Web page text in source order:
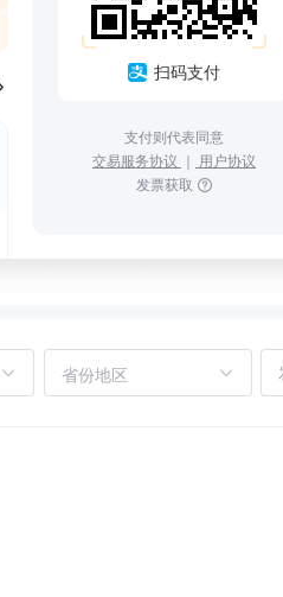
扫码支付
支付则代表同意
交易服务协议 ｜ 用户协议
发票获取
省份地区